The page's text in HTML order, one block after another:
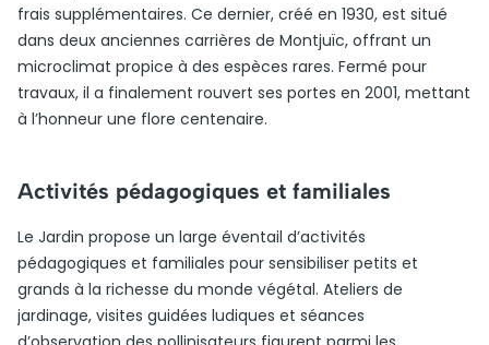
frais supplémentaires. Ce dernier, créé en 1930, est situé
dans deux anciennes carrières de Montjuïc, offrant un
microclimat propice à des espèces rares. Fermé pour
travaux, il a finalement rouvert ses portes en 2001, mettant
à l’honneur une flore centenaire.
Activités pédagogiques et familiales
Le Jardin propose un large éventail d’activités
pédagogiques et familiales pour sensibiliser petits et
grands à la richesse du monde végétal. Ateliers de
jardinage, visites guidées ludiques et séances